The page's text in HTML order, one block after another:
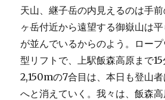
天山、継子岳の内見えるのは手
ヶ岳付近から遠望する御嶽山は
が並んでいるからのよう。ロー
型リフトで、上駅飯森高原まで15
2,150mの7合目は、本日も登山
へと消えていく。我々は、飯森